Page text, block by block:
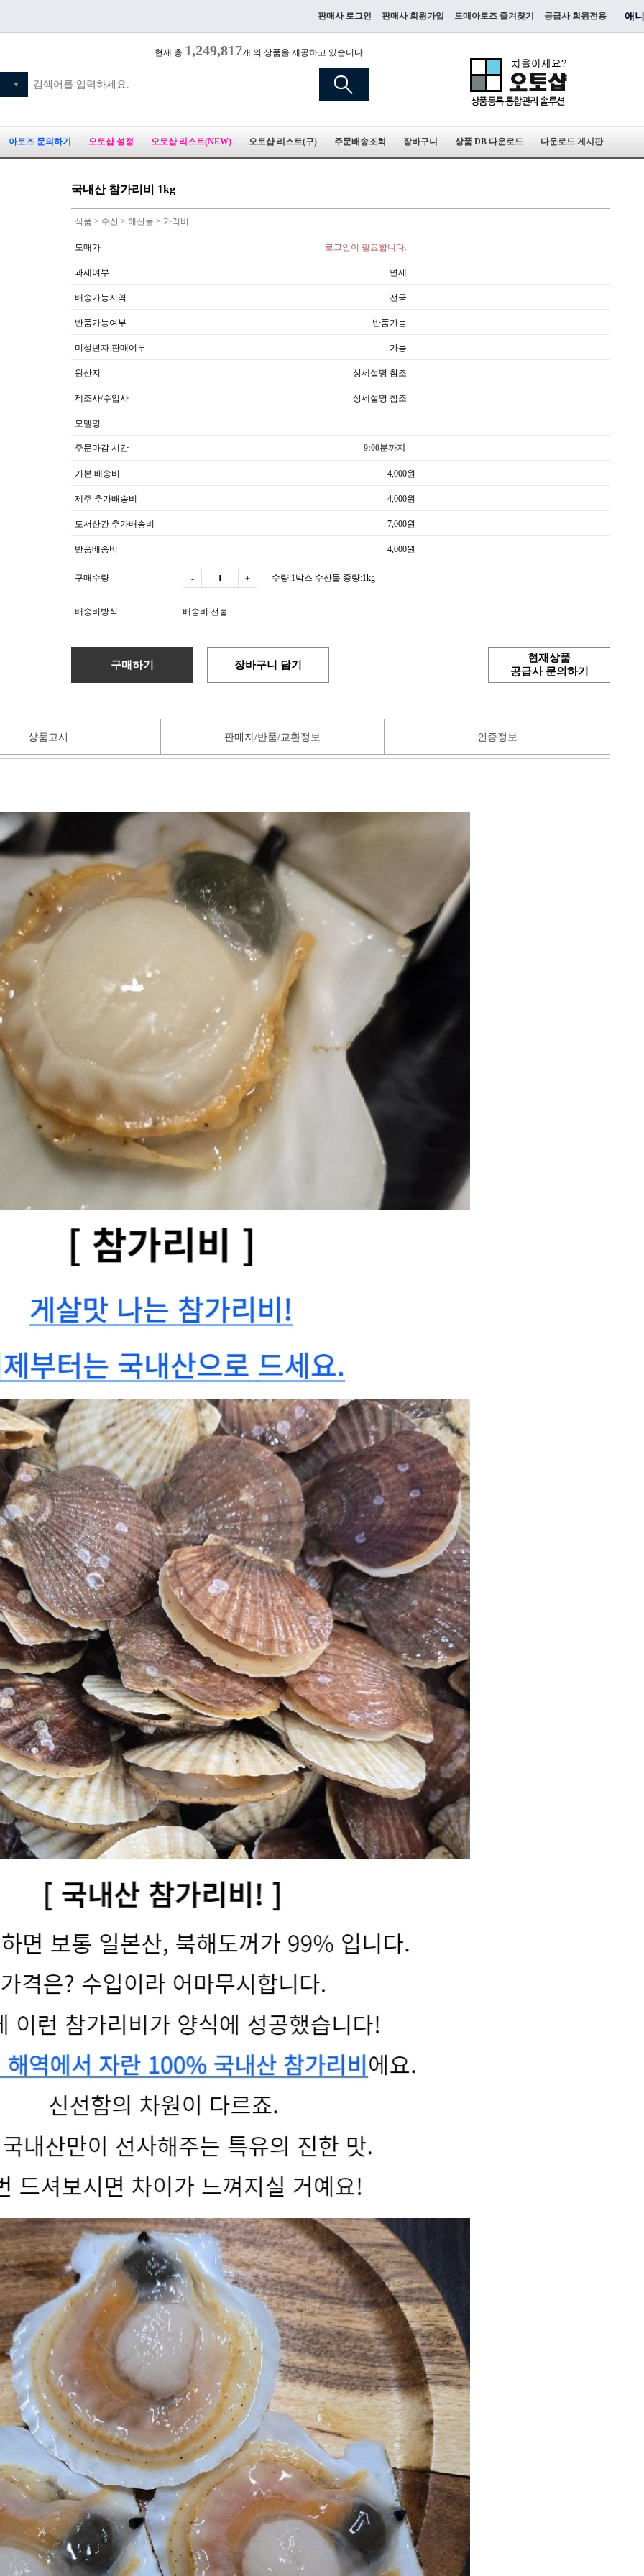
판매사 로그인 판매사 회원가입 도매아토즈 즐겨찾기 공급사 회원전용 애
현재 총 1,249,817개 의 상품을 제공하고 있습니다.
아토즈 문의하기 오토샵 설정 오토샵 리스트(NEW) 오토샵 리스트(구) 주문배송조회 장바구니 상품 DB 다운로드 다운로드 게시판
국내산 참가리비 1kg
식품 > 수산 > 해산물 > 가리비
도매가 로그인이 필요합니다.
과세여부 면세
배송가능지역 전국
반품가능여부 반품가능
미성년자 판매여부 가능
원산지 상세설명 참조
제조사/수입사 상세설명 참조
모델명
주문마감 시간 9:00분까지
기본 배송비 4,000원
제주 추가배송비 4,000원
도서산간 추가배송비 7,000원
반품배송비 4,000원
구매수량 - + 수량:1박스 수산물 중량:1kg
배송비방식 배송비 선불
구매하기 장바구니 담기
현재상품
공급사 문의하기
상품고시 판매자/반품/교환정보 인증정보